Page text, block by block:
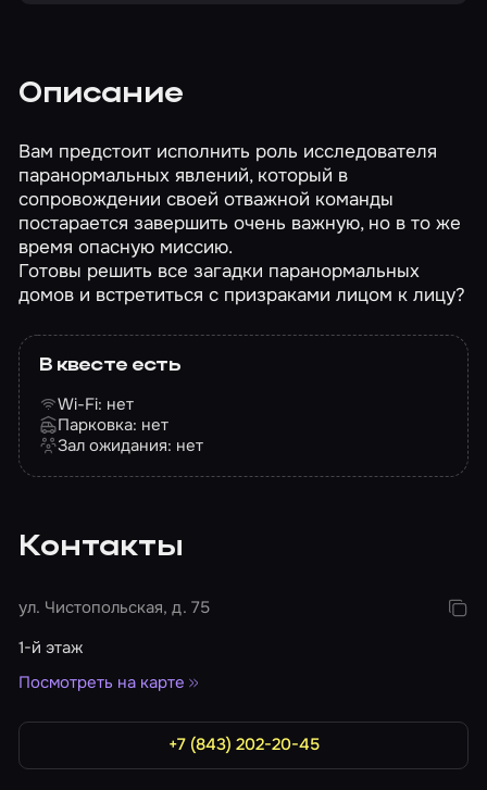
Описание
Вам предстоит исполнить роль исследователя
паранормальных явлений, который в
сопровождении своей отважной команды
постарается завершить очень важную, но в то же
время опасную миссию.
Готовы решить все загадки паранормальных
домов и встретиться с призраками лицом к лицу?
В квесте есть
Wi-Fi: нет
Парковка: нет
Зал ожидания: нет
Контакты
ул. Чистопольская, д. 75
1-й этаж
Посмотреть на карте
+7 (843) 202-20-45